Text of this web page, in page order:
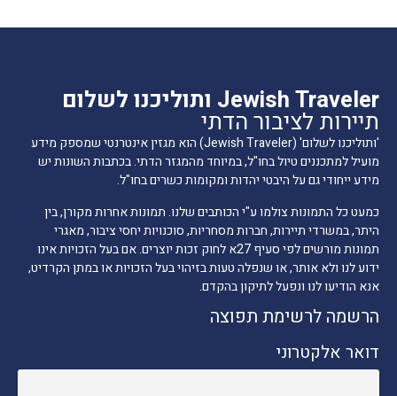
Jewish Traveler ותוליכנו לשלום
תיירות לציבור הדתי
'ותוליכנו לשלום' (Jewish Traveler) הוא מגזין אינטרנטי שמספק מידע
מועיל למתכננים טיול בחו"ל, במיוחד מהמגזר הדתי. בכתבות השונות יש
מידע ייחודי גם על היבטי יהדות ומקומות כשרים בחו"ל.
כמעט כל התמונות צולמו ע"י הכותבים שלנו. תמונות אחרות מקורן, בין
היתר, במשרדי תיירות, חברות מסחריות, סוכנויות יחסי ציבור, מאגרי
תמונות מורשים לפי סעיף 27א לחוק זכות יוצרים. אם בעל הזכויות אינו
ידוע לנו ולא אותר, או שנפלה טעות בזיהוי בעל הזכויות או במתן הקרדיט,
אנא הודיעו לנו ונפעל לתיקון בהקדם.
הרשמה לרשימת תפוצה
דואר אלקטרוני